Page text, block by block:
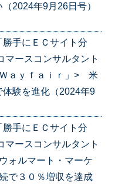
2024年9月26日号）
勝手にＥＣサイト分
ースコンサルタント
ａｙｆａｉｒ」> 米
験を進化（2024年9
勝手にＥＣサイト分
ースコンサルタント
ルマート・マーケ
で３０％増収を達成